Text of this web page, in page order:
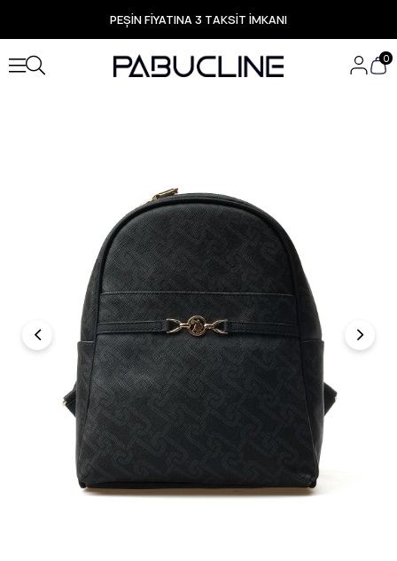
PEŞİN FİYATINA 3 TAKSİT İMKANI
TÜM ÜRÜNLERDE ÜCRETSİZ KARGO
Yeni Sezon Ürünlerde Özel Fırsatlar
Seçili Ürünlerde Hızlı Teslimat
0